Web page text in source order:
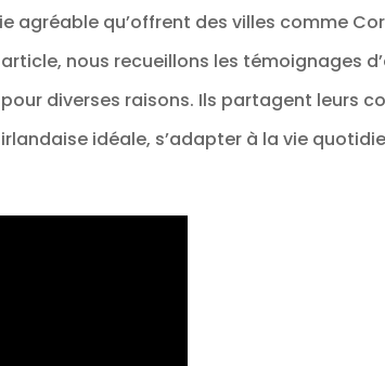
agréable qu’offrent des villes comme
nous recueillons les témoignages
diverses raisons. Ils partagent leurs
idéale, s’adapter à la vie